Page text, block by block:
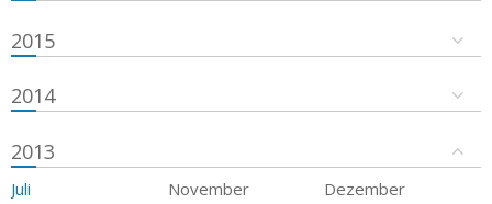
2015
2014
2013
Juli November Dezember